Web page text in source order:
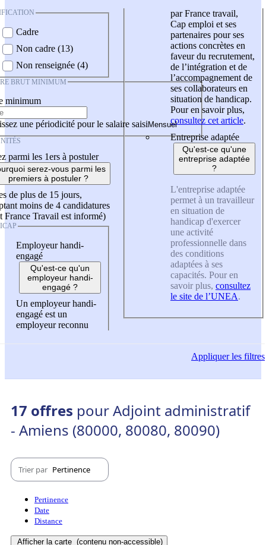
Cadre
Non cadre (13)
Non renseignée (4)
BRUT MINIMUM
minimum
une périodicité pour le salaire saisi
parmi les 1ers à postuler
serez-vous parmi les
premiers à postuler ?
de plus de 15 jours,
moins de 4 candidatures
France Travail est informé)
Employeur handi-
engagé
Qu'est-ce qu'un
employeur handi-
engagé ?
Un employeur handi-
engagé est un
employeur reconnu
par France travail,
Cap emploi et ses
partenaires pour ses
actions concrètes en
faveur du recrutement,
de l’intégration et de
l’accompagnement de
ses collaborateurs en
situation de handicap.
Pour en savoir plus,
consultez cet article.
Entreprise adaptée
Qu'est-ce qu'une
entreprise adaptée
?
L'entreprise adaptée
permet à un travailleur
en situation de
handicap d'exercer
une activité
professionnelle dans
des conditions
adaptées à ses
capacités. Pour en
savoir plus, consultez
le site de l’UNEA.
Appliquerles filtres
17 offres pour Adjoint administratif
- Amiens (80000, 80080, 80090)
Trier par Pertinence
Pertinence
Date
Distance
Afficher la carte (contenu non-accessible)